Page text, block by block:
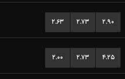
۲.۶۳ ۲.۷۳ ۲.۹۰
۲.۰۰ ۲.۷۳ ۴.۲۵